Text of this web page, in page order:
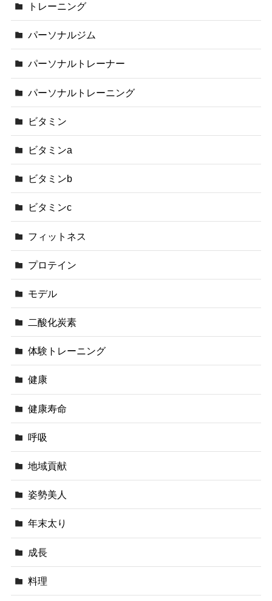
トレーニング
パーソナルジム
パーソナルトレーナー
パーソナルトレーニング
ビタミン
ビタミンa
ビタミンb
ビタミンc
フィットネス
プロテイン
モデル
二酸化炭素
体験トレーニング
健康
健康寿命
呼吸
地域貢献
姿勢美人
年末太り
成長
料理